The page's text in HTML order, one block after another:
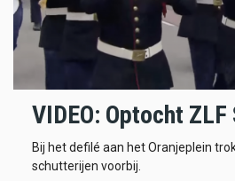
VIDEO: Optocht
Bij het defilé aan het Oranjeplein
schutterijen voorbij.